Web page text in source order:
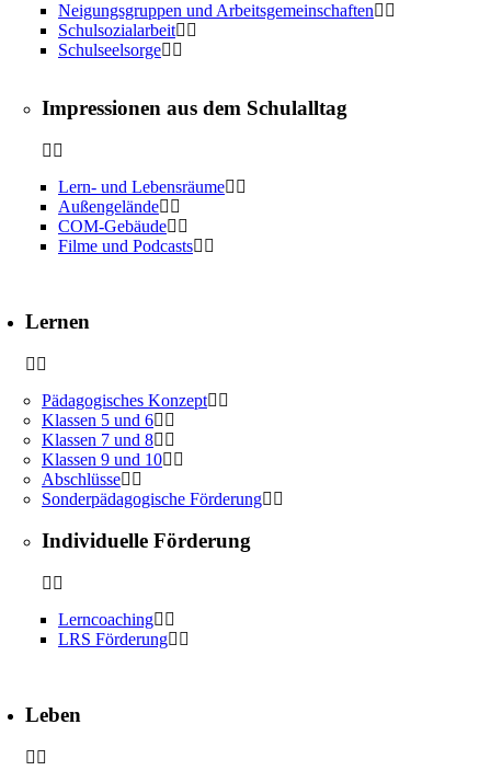
Neigungsgruppen und Arbeitsgemeinschaften
Schulsozialarbeit
Schulseelsorge
Impressionen aus dem Schulalltag
Lern- und Lebensräume
Außengelände
COM-Gebäude
Filme und Podcasts
Lernen
Pädagogisches Konzept
Klassen 5 und 6
Klassen 7 und 8
Klassen 9 und 10
Abschlüsse
Sonderpädagogische Förderung
Individuelle Förderung
Lerncoaching
LRS Förderung
Leben